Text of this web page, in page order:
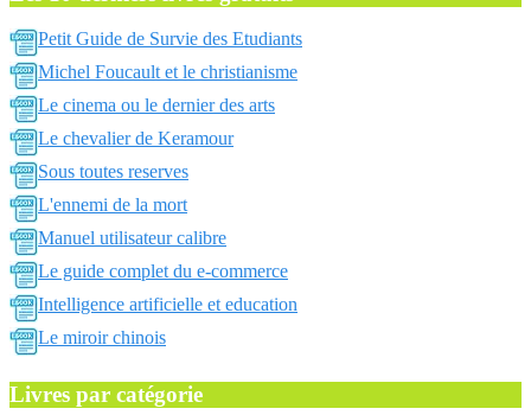
Petit Guide de Survie des Etudiants
Michel Foucault et le christianisme
Le cinema ou le dernier des arts
Le chevalier de Keramour
Sous toutes reserves
L'ennemi de la mort
Manuel utilisateur calibre
Le guide complet du e-commerce
Intelligence artificielle et education
Le miroir chinois
Livres par catégorie